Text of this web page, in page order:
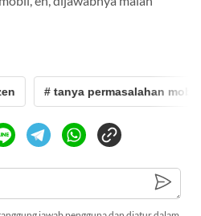
# tanya permasalahan mobil